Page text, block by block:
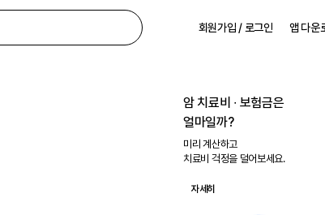
회원가입 / 로그인 앱 다운
암 치료비 ∙ 보험금은
얼마일까?
미리 계산하고
치료비 걱정을 덜어보세요.
자세히